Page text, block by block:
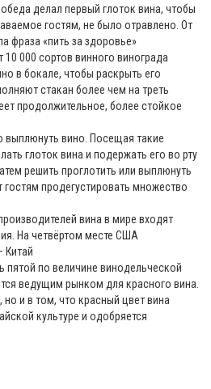
делал первый глоток вина, чтобы
гостям, не было отравлено. От
фраза «пить за здоровье»
000 сортов винного винограда
в бокале, чтобы раскрыть его
стакан более чем на треть
продолжительное, более стойкое
выплюнуть вино. Посещая такие
глоток вина и подержать его во рту
решить проглотить или выплюнуть
гостям продегустировать множество
вина в мире входят
На четвёртом месте США
Китай
пятой по величине винодельческой
ведущим рынком для красного вина.
и в том, что красный цвет вина
культуре и одобряется